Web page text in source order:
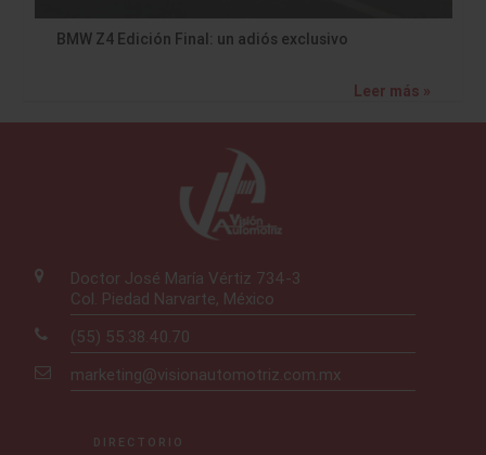
BMW Z4 Edición Final: un adiós exclusivo
Leer más »
Doctor José María Vértiz 734-3
Col. Piedad Narvarte, México
(55) 55.38.40.70
marketing@visionautomotriz.com.mx
DIRECTORIO